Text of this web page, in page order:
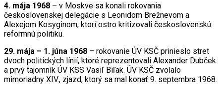
4. mája 1968 – v Moskve sa konali rokovania
československej delegácie s Leonidom Brežnevom a
Alexejom Kosyginom, ktorí ostro kritizovali československú
reformnú politiku.
29. mája – 1. júna 1968 – rokovanie ÚV KSČ prinieslo stret
dvoch politických línií, ktoré reprezentovali Alexander Dubček
a prvý tajomník ÚV KSS Vasiľ Biľak. ÚV KSČ zvolalo
mimoriadny XIV., zjazd, ktorý sa mal konať 9. septembra 1968.